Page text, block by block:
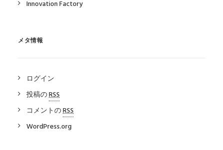
Innovation Factory
メタ情報
ログイン
投稿のRSS
コメントのRSS
WordPress.org